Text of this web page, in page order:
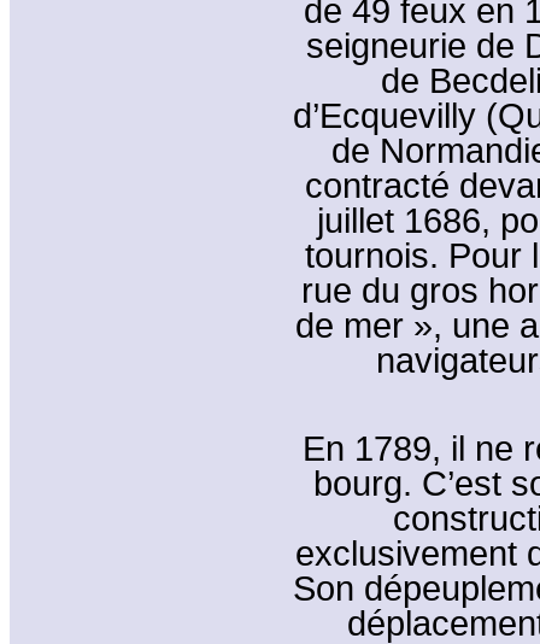
de 49 feux en
seigneurie de
de
d’Ecquevilly
de
contracté
juillet 1686,
tournois. Pour
rue du gros
de mer », une
En 1789, il ne
bourg. C’est
exclusivement
Son